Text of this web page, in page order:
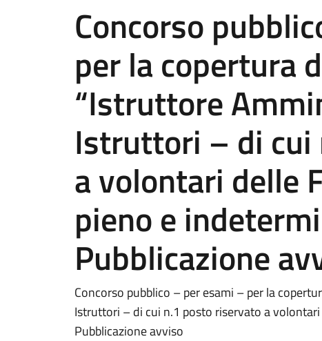
Concorso
per la copertura
“Istruttore
Istruttori – di cui
a volontari delle
pieno e
Pubblicazione
Concorso pubblico – per esami – per la
Istruttori – di cui n.1 posto riservato a
Pubblicazione avviso